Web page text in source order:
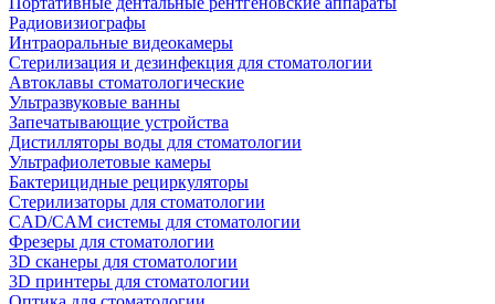
Радиовизиографы
Интраоральные видеокамеры
Стерилизация и дезинфекция для стоматологии
Автоклавы стоматологические
Ультразвуковые ванны
Запечатывающие устройства
Дистилляторы воды для стоматологии
Ультрафиолетовые камеры
Бактерицидные рециркуляторы
Стерилизаторы для стоматологии
CAD/CAM системы для стоматологии
Фрезеры для стоматологии
3D cканеры для стоматологии
3D принтеры для стоматологии